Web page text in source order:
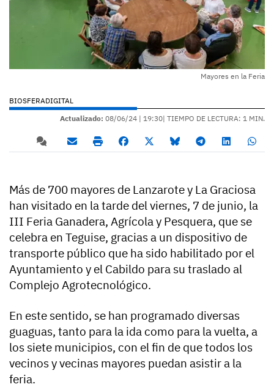
Mayores en la Feria
BIOSFERADIGITAL
Actualizado: 08/06/24 | 19:30| TIEMPO DE LECTURA: 1 MIN.
Más de 700 mayores de Lanzarote y La Graciosa
han visitado en la tarde del viernes, 7 de junio, la
III Feria Ganadera, Agrícola y Pesquera, que se
celebra en Teguise, gracias a un dispositivo de
transporte público que ha sido habilitado por el
Ayuntamiento y el Cabildo para su traslado al
Complejo Agrotecnológico.
En este sentido, se han programado diversas
guaguas, tanto para la ida como para la vuelta, a
los siete municipios, con el fin de que todos los
vecinos y vecinas mayores puedan asistir a la
feria.